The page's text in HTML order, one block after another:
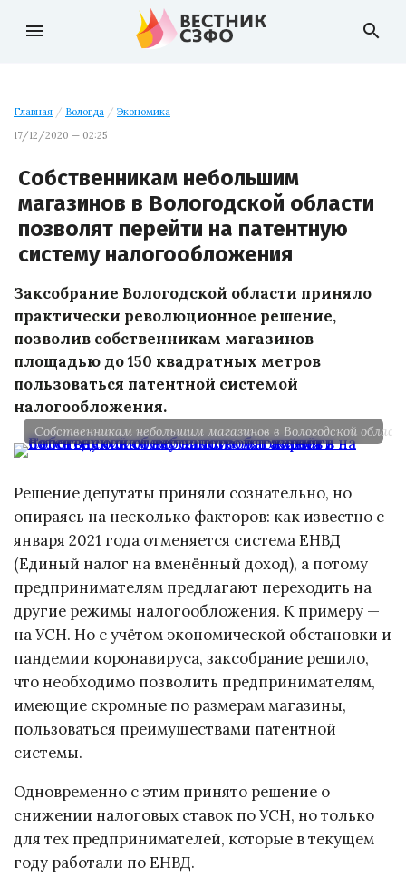
menu search
Главная / Вологда / Экономика
17/12/2020 — 02:25
Собственникам небольшим
магазинов в Вологодской области
позволят перейти на патентную
систему налогообложения
Заксобрание Вологодской области приняло
практически революционное решение,
позволив собственникам магазинов
площадью до 150 квадратных метров
пользоваться патентной системой
налогообложения.
Собственникам небольшим магазинов в Вологодской
Решение депутаты приняли сознательно, но
опираясь на несколько факторов: как известно с
января 2021 года отменяется система ЕНВД
(Единый налог на вменённый доход), а потому
предпринимателям предлагают переходить на
другие режимы налогообложения. К примеру —
на УСН. Но с учётом экономической обстановки и
пандемии коронавируса, заксобрание решило,
что необходимо позволить предпринимателям,
имеющие скромные по размерам магазины,
пользоваться преимуществами патентной
системы.
Одновременно с этим принято решение о
снижении налоговых ставок по УСН, но только
для тех предпринимателей, которые в текущем
году работали по ЕНВД.